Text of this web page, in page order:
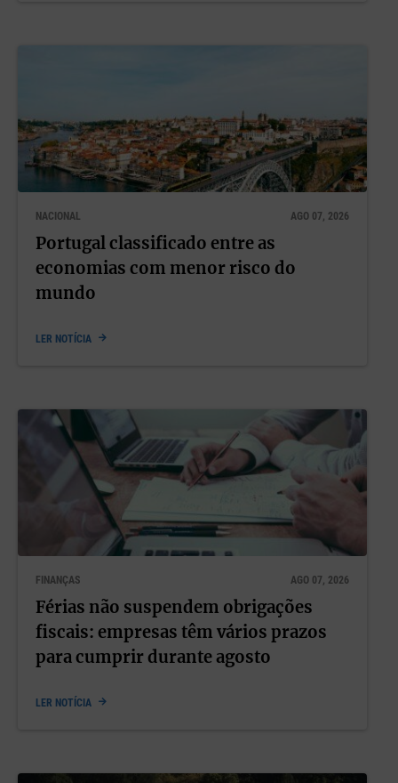
NACIONAL AGO 07, 2026
Portugal classificado entre as
economias com menor risco do
mundo
LER NOTÍCIA
FINANÇAS AGO 07, 2026
Férias não suspendem obrigações
fiscais: empresas têm vários prazos
para cumprir durante agosto
LER NOTÍCIA